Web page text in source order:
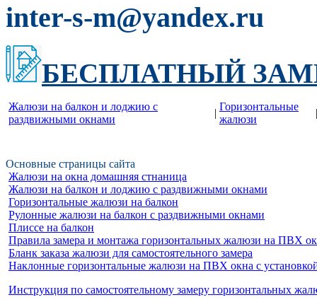
inter-s-m@yandex.ru
БЕСПЛАТНЫЙ
Жалюзи на балкон и лоджию c
раздвижными окнами
|
Горизонтальные
жалюзи
|
Основные страницы сайта
Жалюзи на окна домашняя стнаница
Жалюзи на балкон и лоджию c раздвижными окнами
Горизонтальные жалюзи на балкон
Рулонные жалюзи на балкон с раздвижными окнами
Плиссе на балкон
Правила замера и монтажа горизонтальных жалюзи на ПВХ
Бланк заказа жалюзи для самостоятельного замера
Наклонные горизонтальные жалюзи на ПВХ окна с
Инструкция по самостоятельному замеру горизонтальных